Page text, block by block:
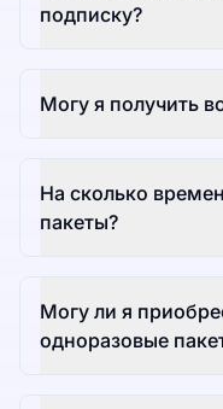
подписку?
Могу я получить
На сколько
пакеты?
Могу ли я
одноразовые